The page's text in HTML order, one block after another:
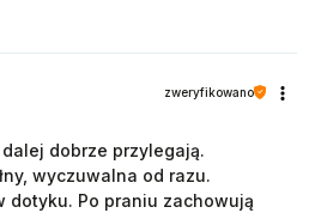
zweryfikowano
dobrze przylegają.
wyczuwalna od razu.
dotyku. Po praniu zachowują